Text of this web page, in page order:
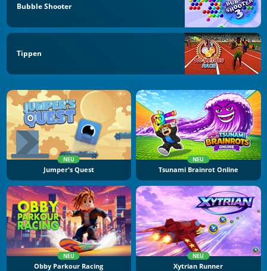
Bubble Shooter
Tippen
NEU
Jumper's Quest
NEU
Tsunami Brainrot Online
NEU
Obby Parkour Racing
NEU
Xytrian Runner